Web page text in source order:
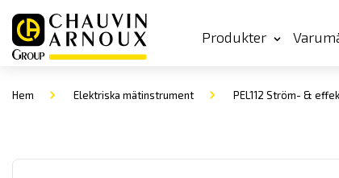
Produkter
Hem Elektriska mätinstrument PEL112 Ström- &